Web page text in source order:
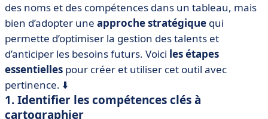
des noms et des compétences dans un tableau, mais
bien d’adopter une approche stratégique qui
permette d’optimiser la gestion des talents et
d’anticiper les besoins futurs. Voici les étapes
essentielles pour créer et utiliser cet outil avec
pertinence. ⬇️
1. Identifier les compétences clés à
cartographier